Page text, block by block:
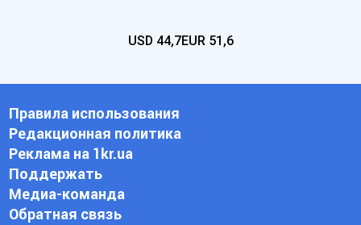
USD 44,7EUR 51,6
Правила использования
Редакционная политика
Реклама на 1kr.ua
Поддержать
Медиа-команда
Обратная связь